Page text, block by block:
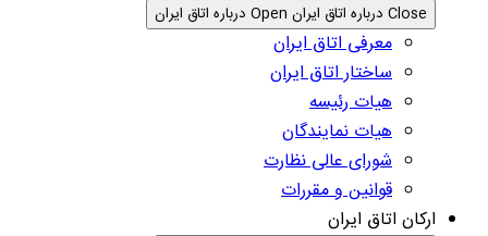
Close درباره اتاق ایران Open درباره اتاق ایران
معرفی اتاق ایران
ساختار اتاق ایران
هیات رئیسه
هیات نمایندگان
شورای عالی نظارت
قوانین و مقررات
ارکان اتاق ایران